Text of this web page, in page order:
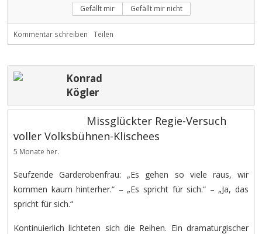
Gefällt mir Gefällt mir nicht
Kommentar schreiben Teilen
Konrad
Kögler
Missglückter Regie-Versuch
voller Volksbühnen-Klischees
5 Monate her.
Seufzende Garderobenfrau: „Es gehen so viele raus, wir
kommen kaum hinterher.“ – „Es spricht für sich.“ – „Ja, das
spricht für sich.“
Kontinuierlich lichteten sich die Reihen. Ein dramaturgischer